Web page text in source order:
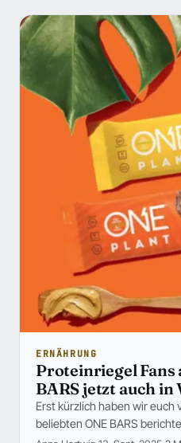
ERNÄHRUNG
Proteinriegel Fans
BARS jetzt auch in
Erst kürzlich haben wir euch
beliebten ONE BARS